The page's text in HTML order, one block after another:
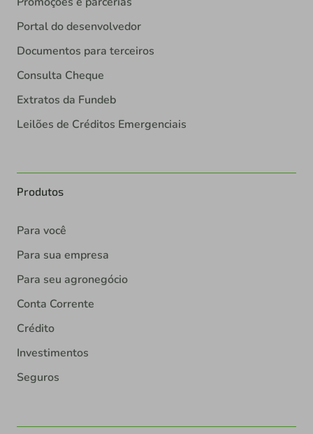
Portal do desenvolvedor
Documentos para terceiros
Consulta Cheque
Extratos da Fundeb
Leilões de Créditos Emergenciais
Produtos
Para você
Para sua empresa
Para seu agronegócio
Conta Corrente
Crédito
Investimentos
Seguros